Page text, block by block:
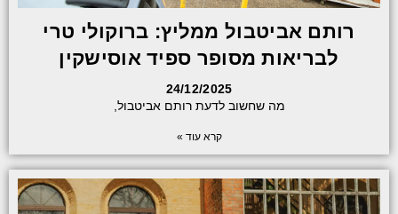
רותם אביטבול ממליץ: ברוקולי טרי
לבריאות מסופר ספיד אוסישקין
24/12/2025
מה שחשוב לדעת רותם אביטבול,
קרא עוד »